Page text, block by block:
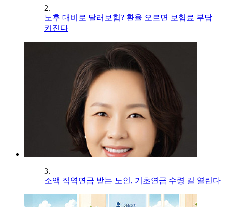
2.
노후 대비로 달러보험? 환율 오르면 보험료 부담
커진다
3.
소액 직역연금 받는 노인, 기초연금 수령 길 열린다